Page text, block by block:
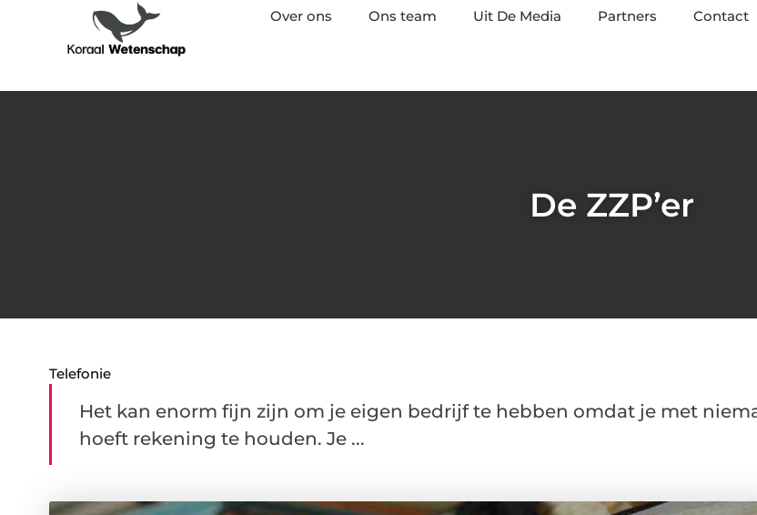
Over ons Ons team Uit De Media Partners Contact
De ZZP’er
Telefonie
Het kan enorm fijn zijn om je eigen bedrijf te hebben omdat je met
hoeft rekening te houden. Je ...